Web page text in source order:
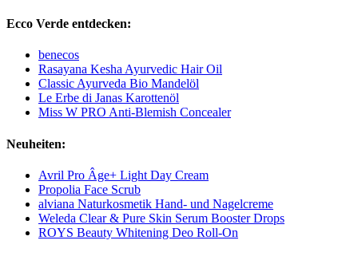
Ecco Verde entdecken:
benecos
Rasayana Kesha Ayurvedic Hair Oil
Classic Ayurveda Bio Mandelöl
Le Erbe di Janas Karottenöl
Miss W PRO Anti-Blemish Concealer
Neuheiten:
Avril Pro Âge+ Light Day Cream
Propolia Face Scrub
alviana Naturkosmetik Hand- und Nagelcreme
Weleda Clear & Pure Skin Serum Booster Drops
ROYS Beauty Whitening Deo Roll-On